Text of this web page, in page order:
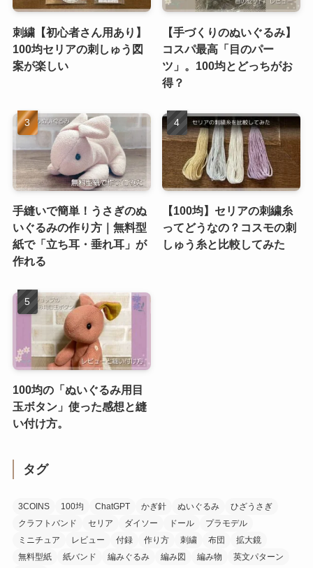
刺繍【初心者さん用あり】
100均セリアの刺しゅう図
案が楽しい
【手づくりのぬいぐるみ】
コスパ最高「目のパー
ツ」。100均とどっちがお
得？
手縫いで簡単！うさぎのぬ
いぐるみの作り方｜無料型
紙で「立ち耳・垂れ耳」が
作れる
【100均】セリアの刺繍糸
ってどうなの？コスモの刺
しゅう糸と比較してみた
100均の「ぬいぐるみ用目
玉ボタン」使った感想と縫
い付け方。
タグ
3COINS 100均 ChatGPT かぎ針 ぬいぐるみ
ひざうさぎ
クラフトバンド
セリア ダイソー ドール
プラモデル
ミニチュア
レビュー 付録 作り方 刺繍 布団
拡大鏡
無料型紙
紙バンド 編みぐるみ 編み図 編み物 英文パターン